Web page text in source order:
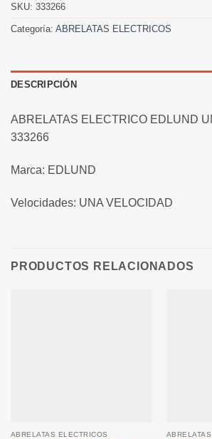
SKU: 333266
Categoría: ABRELATAS ELECTRICOS
DESCRIPCIÓN
ABRELATAS ELECTRICO EDLUND
333266
Marca: EDLUND
Velocidades: UNA VELOCIDAD
PRODUCTOS RELACIONADOS
ABRELATAS ELECTRICOS